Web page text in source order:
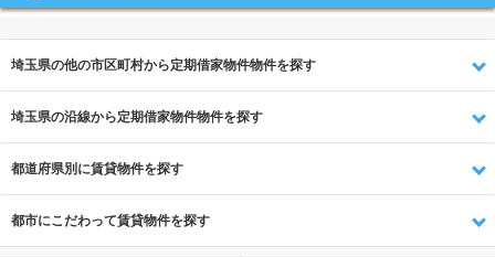
埼玉県の他の市区町村から定期借家物件物件を探す
埼玉県の沿線から定期借家物件物件を探す
都道府県別に賃貸物件を探す
都市にこだわって賃貸物件を探す